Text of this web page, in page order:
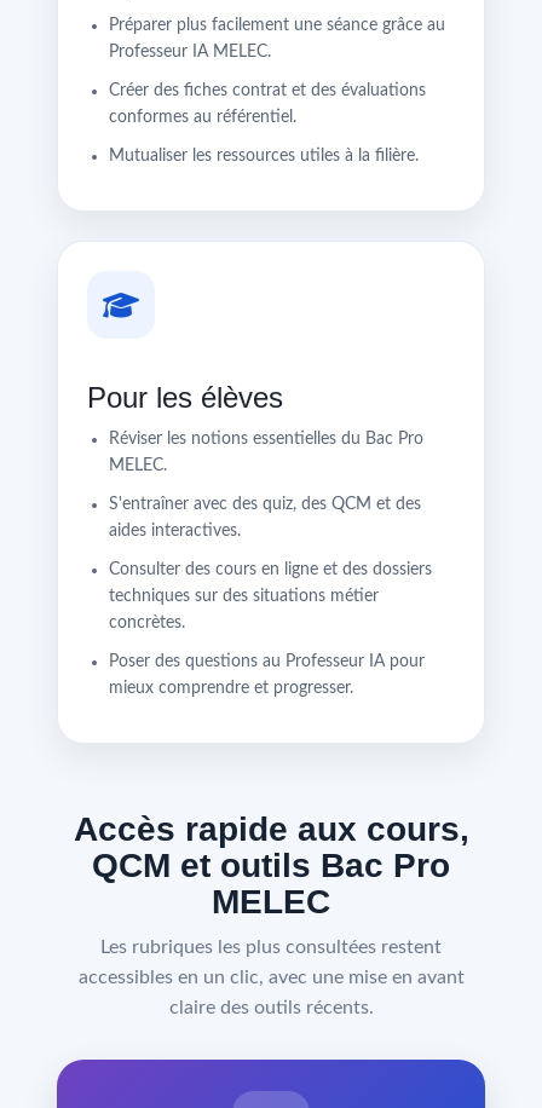
Préparer plus facilement une séance grâce au
Professeur IA MELEC.
Créer des fiches contrat et des évaluations
conformes au référentiel.
Mutualiser les ressources utiles à la filière.
Pour les élèves
Réviser les notions essentielles du Bac Pro
MELEC.
S'entraîner avec des quiz, des QCM et des
aides interactives.
Consulter des cours en ligne et des dossiers
techniques sur des situations métier
concrètes.
Poser des questions au Professeur IA pour
mieux comprendre et progresser.
Accès rapide aux cours,
QCM et outils Bac Pro
MELEC
Les rubriques les plus consultées restent
accessibles en un clic, avec une mise en avant
claire des outils récents.